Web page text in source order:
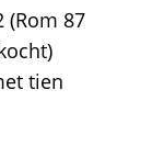
(Rom 87
tien